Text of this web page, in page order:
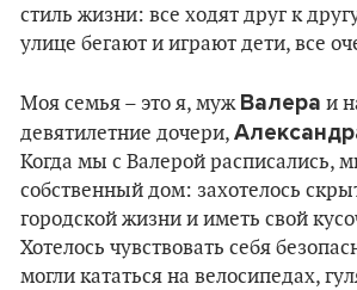
стиль жизни: все ходят друг к
улице бегают и играют дети, все
Моя семья – это я, муж Валера и
девятилетние дочери,
Когда мы с Валерой расписались,
собственный дом: захотелось
городской жизни и иметь свой
Хотелось чувствовать себя
могли кататься на велосипедах,